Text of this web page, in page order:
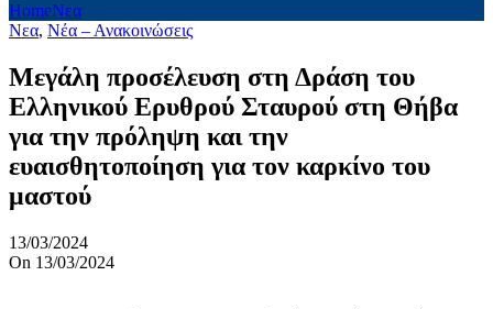
HomeΝεα
Νεα, Νέα – Ανακοινώσεις
Μεγάλη προσέλευση στη Δράση του
Ελληνικού Ερυθρού Σταυρού στη Θήβα
για την πρόληψη και την
ευαισθητοποίηση για τον καρκίνο του
μαστού
13/03/2024
On 13/03/2024